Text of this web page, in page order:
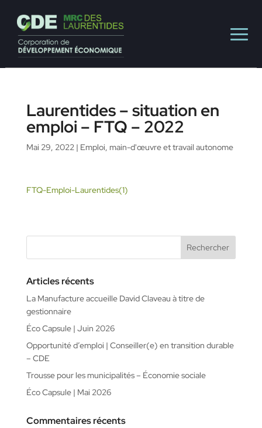
Laurentides – situation en
emploi – FTQ – 2022
Mai 29, 2022| Emploi, main-d'œuvre et travail autonome
FTQ-Emploi-Laurentides(1)
Articles récents
La Manufacture accueille David Claveau à titre de
gestionnaire
Éco Capsule | Juin 2026
Opportunité d’emploi | Conseiller(e) en transition durable
– CDE
Trousse pour les municipalités – Économie sociale
Éco Capsule | Mai 2026
Commentaires récents